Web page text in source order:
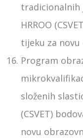
tradicionalnih
HRROO
tijeku za
Program
složenih
(CSVET)
novu